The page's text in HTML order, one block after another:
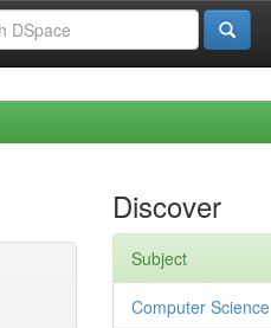
Discover
Subject
Computer Science